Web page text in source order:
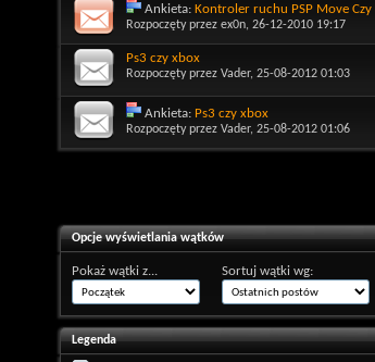
Ankieta: Kontroler ruchu PSP Move
Rozpoczęty przez ex0n, 26-12-2010 19:17
Ps3 czy xbox
Rozpoczęty przez Vader, 25-08-2012 01:03
Ankieta: Ps3 czy xbox
Rozpoczęty przez Vader, 25-08-2012 01:06
Opcje wyświetlania wątków
Pokaż wątki z... Sortuj wątki wg:
Legenda